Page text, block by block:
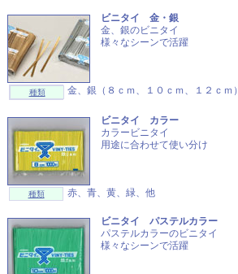
ビニタイ 金・銀
金、銀のビニタイ
様々なシーンで活躍
種類 金、銀（８ｃｍ、１０ｃｍ、１２ｃｍ）
ビニタイ カラー
カラービニタイ
用途に合わせて使い分け
種類 赤、青、黄、緑、他
ビニタイ パステルカラー
パステルカラーのビニタイ
様々なシーンで活躍